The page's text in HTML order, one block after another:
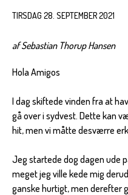
TIRSDAG 28. SEPTEMBER 2021
af Sebastian Thorup Hansen
Hola Amigos
I dag skiftede vinden fra at
gå over i sydvest. Dette kan
hit, men vi måtte desværre
Jeg startede dog dagen ude
meget jeg ville kede mig
ganske hurtigt, men derefter